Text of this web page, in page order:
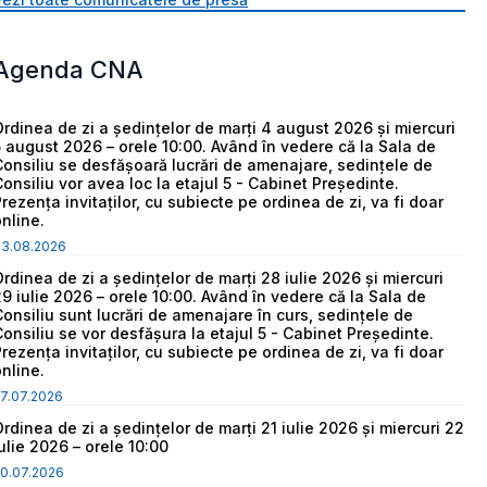
CNA
de zi a ședințelor de marți 4 august 2026 și miercuri
august 2026 – orele 10:00. Având în vedere că la Sala de
se desfășoară lucrări de amenajare, sedințele de
vor avea loc la etajul 5 - Cabinet Președinte.
invitaților, cu subiecte pe ordinea de zi, va fi doar
de zi a ședințelor de marți 28 iulie 2026 și miercuri
iulie 2026 – orele 10:00. Având în vedere că la Sala de
sunt lucrări de amenajare în curs, sedințele de
se vor desfășura la etajul 5 - Cabinet Președinte.
invitaților, cu subiecte pe ordinea de zi, va fi doar
de zi a ședințelor de marți 21 iulie 2026 și miercuri 22
2026 – orele 10:00